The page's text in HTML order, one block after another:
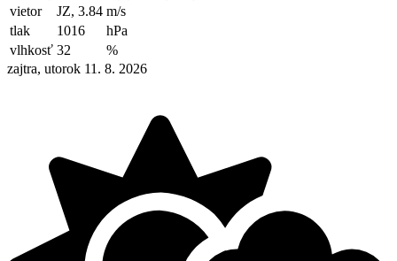
vietor
JZ, 3.84 m/s
tlak
1016
hPa
vlhkosť 32
%
zajtra, utorok 11. 8. 2026